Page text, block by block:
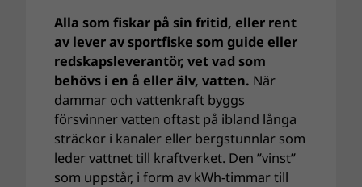
Alla som fiskar på sin fritid, eller rent
av lever av sportfiske som guide eller
redskapsleverantör, vet vad som
behövs i en å eller älv, vatten. När
dammar och vattenkraft byggs
försvinner vatten oftast på ibland långa
sträckor i kanaler eller bergstunnlar som
leder vattnet till kraftverket. Den ”vinst”
som uppstår, i form av kWh-timmar till